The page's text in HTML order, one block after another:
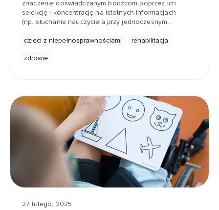
znaczenie doświadczanym bodźcom poprzez ich
selekcję i koncentrację na istotnych informacjach
(np. słuchanie nauczyciela przy jednoczesnym…
dzieci z niepełnosprawnościami rehabilitacja
zdrowie
27 lutego, 2025